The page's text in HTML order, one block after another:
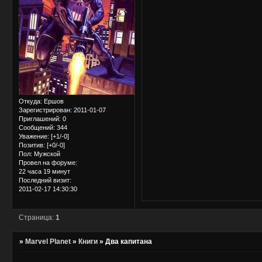
Откуда: Ершов
Зарегистрирован: 2011-01-07
Приглашений: 0
Сообщений: 344
Уважение: [+1/-0]
Позитив: [+0/-0]
Пол: Мужской
Провел на форуме:
22 часа 19 минут
Последний визит:
2011-02-17 14:30:30
Страница:1
» Marvel Planet » Книги »Два капитана